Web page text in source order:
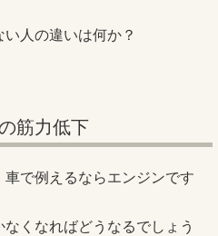
人の違いは何か？
筋力低下
で例えるならエンジンです
くなればどうなるでしょう